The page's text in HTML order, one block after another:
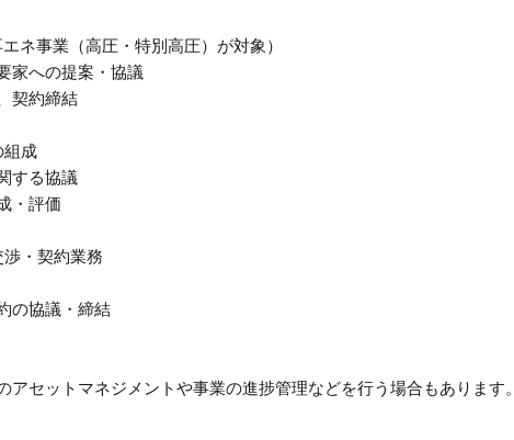
ネ事業（高圧・特別高圧）が対象）
家への提案・協議
契約締結
組成
する協議
・評価
・契約業務
の協議・締結
アセットマネジメントや事業の進捗管理などを行う場合もあります。